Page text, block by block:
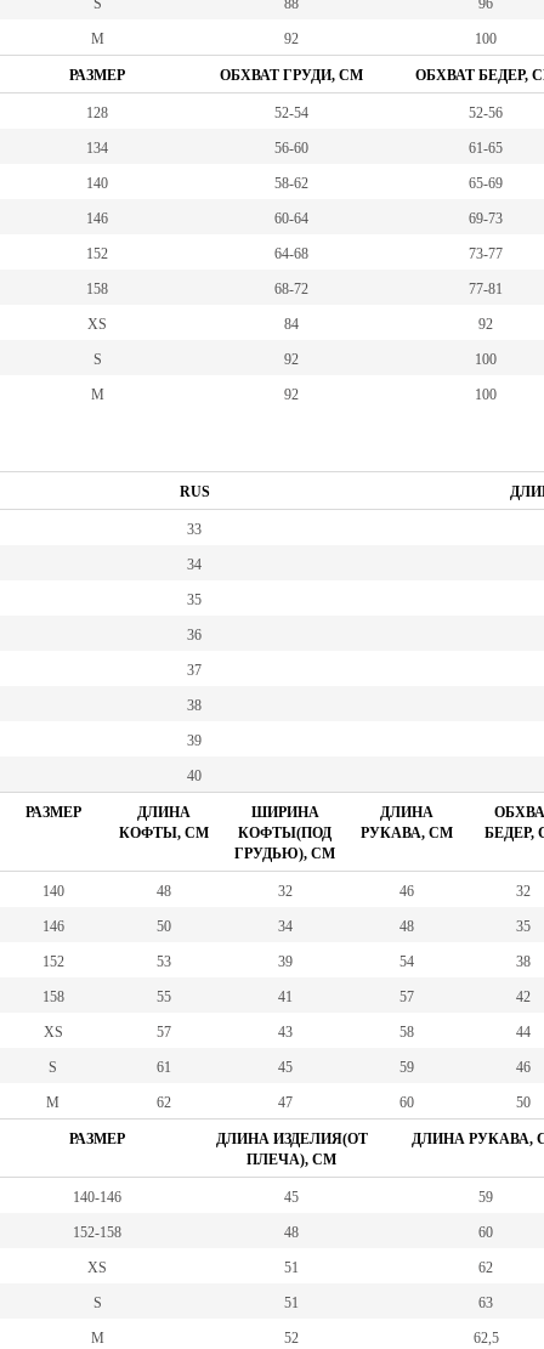
S 88 96
M 92 100
РАЗМЕР ОБХВАТ ГРУДИ, СМ ОБХВАТ БЕДЕР,
128 52-54 52-56
134 56-60 61-65
140 58-62 65-69
146 60-64 69-73
152 64-68 73-77
158 68-72 77-81
XS 84 92
S 92 100
M 92 100
RUS
33
34
35
36
37
38
39
40
РАЗМЕР
ДЛИНА
КОФТЫ, СМ
ШИРИНА
КОФТЫ(ПОД
ГРУДЬЮ), СМ
ДЛИНА
РУКАВА, СМ
БЕДЕР,
140 48 32 46 32
146 50 34 48 35
152 53 39 54 38
158 55 41 57 42
XS 57 43 58 44
S 61 45 59 46
M 62 47 60 50
РАЗМЕР
ДЛИНА ИЗДЕЛИЯ(ОТ
ПЛЕЧА), СМ
ДЛИНА РУКАВА,
140-146 45 59
152-158 48 60
XS 51 62
S 51 63
M 52 62,5